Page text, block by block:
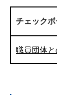
チェックボ
職員団体と